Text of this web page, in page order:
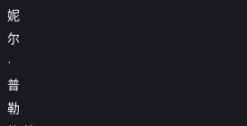
妮
尔
·
普
勒